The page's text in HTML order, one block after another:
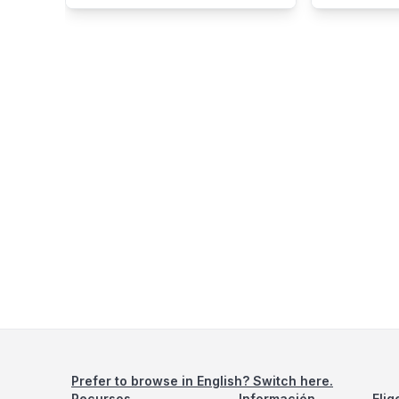
Prefer to browse in English? Switch here.